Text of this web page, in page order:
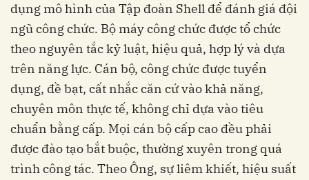
dụng mô hình của Tập đoàn Shell để đánh giá đội
ngũ công chức. Bộ máy công chức được tổ chức
theo nguyên tắc kỷ luật, hiệu quả, hợp lý và dựa
trên năng lực. Cán bộ, công chức được tuyển
dụng, đề bạt, cất nhắc căn cứ vào khả năng,
chuyên môn thực tế, không chỉ dựa vào tiêu
chuẩn bằng cấp. Mọi cán bộ cấp cao đều phải
được đào tạo bắt buộc, thường xuyên trong quá
trình công tác. Theo Ông, sự liêm khiết, hiệu suất